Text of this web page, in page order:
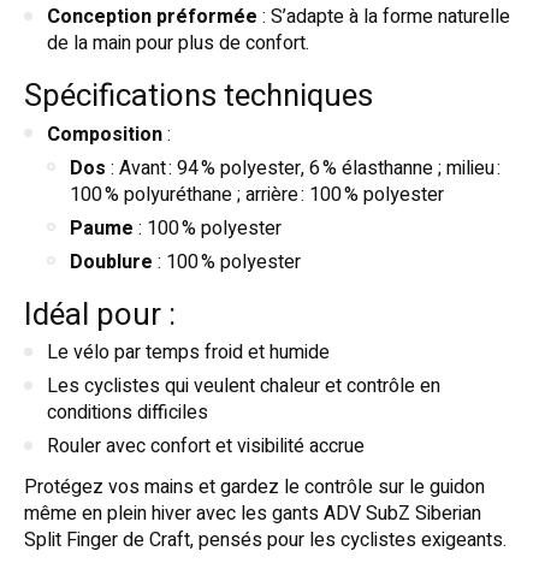
Conception préformée : S’adapte à la forme naturelle
de la main pour plus de confort.
Spécifications techniques
Composition:
Dos : Avant : 94 % polyester, 6 % élasthanne ; milieu :
100 % polyuréthane ; arrière : 100 % polyester
Paume : 100 % polyester
Doublure : 100 % polyester
Idéal pour :
Le vélo par temps froid et humide
Les cyclistes qui veulent chaleur et contrôle en
conditions difficiles
Rouler avec confort et visibilité accrue
Protégez vos mains et gardez le contrôle sur le guidon
même en plein hiver avec les gants ADV SubZ Siberian
Split Finger de Craft, pensés pour les cyclistes exigeants.